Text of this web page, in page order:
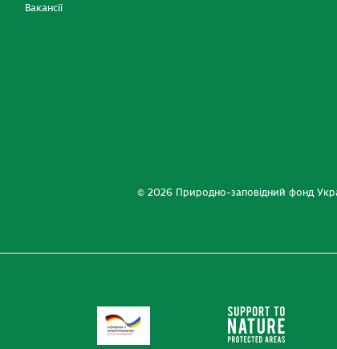
Вакансії
© 2026 Природно-заповідний фонд